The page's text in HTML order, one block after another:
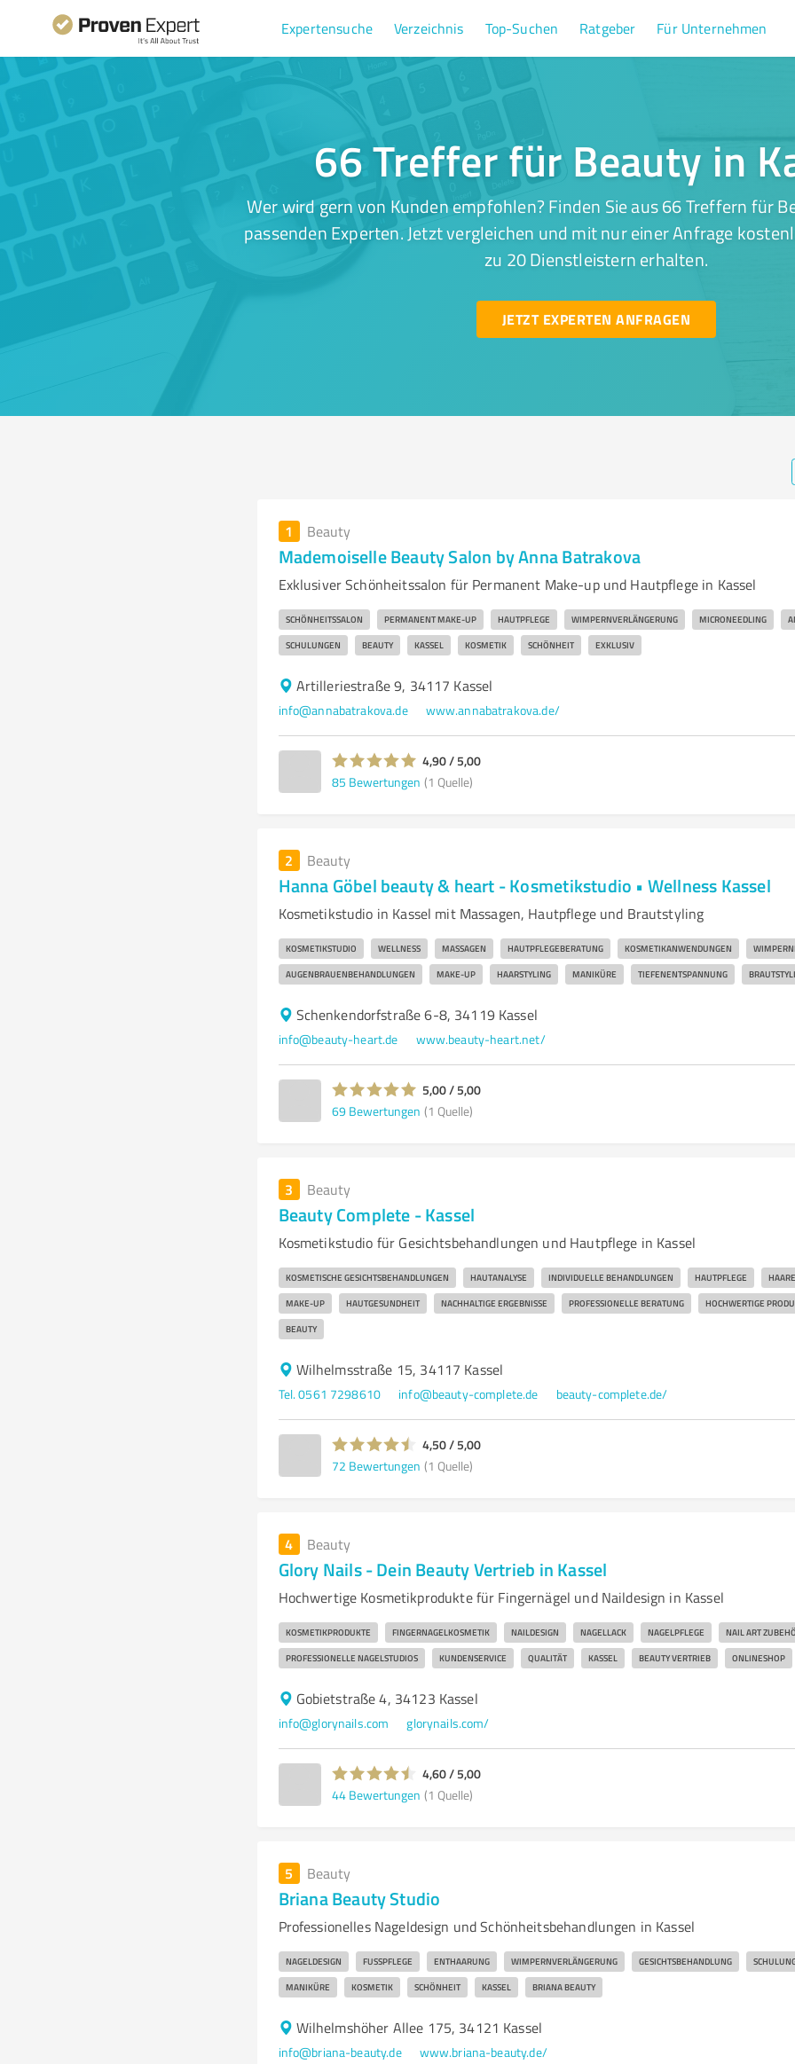
Expertensuche Verzeichnis Top-Suchen Ratgeber Für Unternehmen
66 Treffer für Beauty in
Wer wird gern von Kunden empfohlen? Finden Sie aus 66 Treffern für
passenden Experten. Jetzt vergleichen und mit nur einer Anfrage
zu 20 Dienstleistern erhalten.
JETZT EXPERTEN ANFRAGEN
1 Beauty
Mademoiselle Beauty Salon by Anna Batrakova
Exklusiver Schönheitssalon für Permanent Make-up und Hautpflege in Kassel
SCHÖNHEITSSALON PERMANENT MAKE-UP HAUTPFLEGE WIMPERNVERLÄNGERUNG MICRONEEDLING
SCHULUNGEN BEAUTY KASSEL KOSMETIK SCHÖNHEIT EXKLUSIV
Artilleriestraße 9, 34117 Kassel
info@annabatrakova.de www.annabatrakova.de/
4,90 / 5,00
85 Bewertungen (1 Quelle)
2 Beauty
Hanna Göbel beauty & heart - Kosmetikstudio • Wellness Kassel
Kosmetikstudio in Kassel mit Massagen, Hautpflege und Brautstyling
KOSMETIKSTUDIO WELLNESS MASSAGEN HAUTPFLEGEBERATUNG KOSMETIKANWENDUNGEN
AUGENBRAUENBEHANDLUNGEN MAKE-UP HAARSTYLING MANIKÜRE TIEFENENTSPANNUNG
Schenkendorfstraße 6-8, 34119 Kassel
info@beauty-heart.de www.beauty-heart.net/
5,00 / 5,00
69 Bewertungen (1 Quelle)
3 Beauty
Beauty Complete - Kassel
Kosmetikstudio für Gesichtsbehandlungen und Hautpflege in Kassel
KOSMETISCHE GESICHTSBEHANDLUNGEN HAUTANALYSE INDIVIDUELLE BEHANDLUNGEN HAUTPFLEGE
MAKE-UP HAUTGESUNDHEIT NACHHALTIGE ERGEBNISSE PROFESSIONELLE BERATUNG HOCHWERTIGE
BEAUTY
Wilhelmsstraße 15, 34117 Kassel
Tel. 0561 7298610 info@beauty-complete.de beauty-complete.de/
4,50 / 5,00
72 Bewertungen (1 Quelle)
4 Beauty
Glory Nails - Dein Beauty Vertrieb in Kassel
Hochwertige Kosmetikprodukte für Fingernägel und Naildesign in Kassel
KOSMETIKPRODUKTE FINGERNAGELKOSMETIK NAILDESIGN NAGELLACK NAGELPFLEGE NAIL ART
PROFESSIONELLE NAGELSTUDIOS KUNDENSERVICE QUALITÄT KASSEL BEAUTY VERTRIEB ONLINESHOP
Gobietstraße 4, 34123 Kassel
info@glorynails.com glorynails.com/
4,60 / 5,00
44 Bewertungen (1 Quelle)
5 Beauty
Briana Beauty Studio
Professionelles Nageldesign und Schönheitsbehandlungen in Kassel
NAGELDESIGN FUSSPFLEGE ENTHAARUNG WIMPERNVERLÄNGERUNG GESICHTSBEHANDLUNG
MANIKÜRE KOSMETIK SCHÖNHEIT KASSEL BRIANA BEAUTY
Wilhelmshöher Allee 175, 34121 Kassel
info@briana-beauty.de www.briana-beauty.de/